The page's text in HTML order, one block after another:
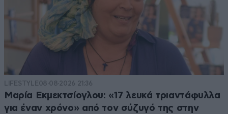
LIFESTYLE08·08·2026 21:36
Μαρία Εκμεκτσίογλου: «17 λευκά τριαντάφυλλα
για έναν χρόνο» από τον σύζυγό της στην